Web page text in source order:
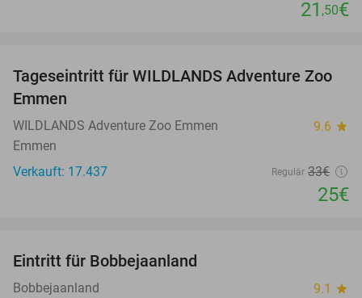
21 ,50€
24%
Tageseintritt für WILDLANDS Adventure Zoo
Emmen
WILDLANDS Adventure Zoo Emmen 9.6 star
Emmen
Verkauft: 17.437
Regulär 33€
25€
Eintritt für Bobbejaanland
Bobbejaanland 9.1 star